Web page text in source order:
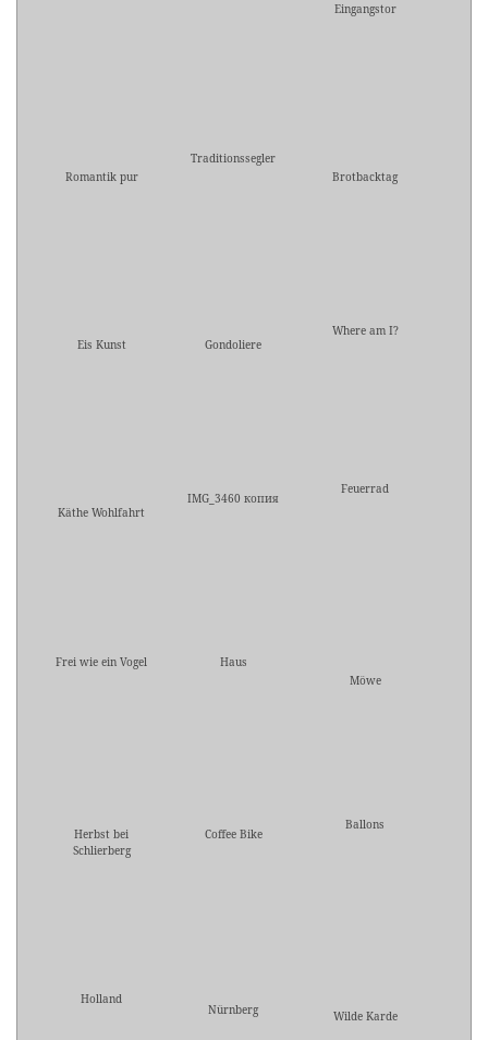
Eingangstor
Romantik pur
Traditionssegler
Brotbacktag
Eis Kunst Gondoliere
Where am I?
Käthe Wohlfahrt
IMG_3460 копия
Feuerrad
Frei wie ein Vogel
Haus
Möwe
Herbst bei
Schlierberg
Coffee Bike
Ballons
Holland
Nürnberg Wilde Karde